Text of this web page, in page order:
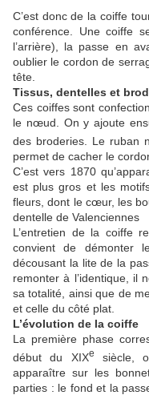
C’est donc de la coiffe
conférence. Une coiffe
l’arrière), la passe en
oublier le cordon de
tête.
Tissus, dentelles et
Ces coiffes sont
le nœud. On y ajoute
des broderies. Le ruban
permet de cacher le
C’est vers 1870
est plus gros et les
fleurs, dont le cœur, les
dentelle de Valenciennes
L’entretien de la coiffe
convient de démonter
décousant la lite de la
remonter à l’identique, il
sa totalité, ainsi que de
et celle du côté plat.
L’évolution de la coiffe
La première phase
début du XIXe
siècle,
apparaître sur les
parties : le fond et la